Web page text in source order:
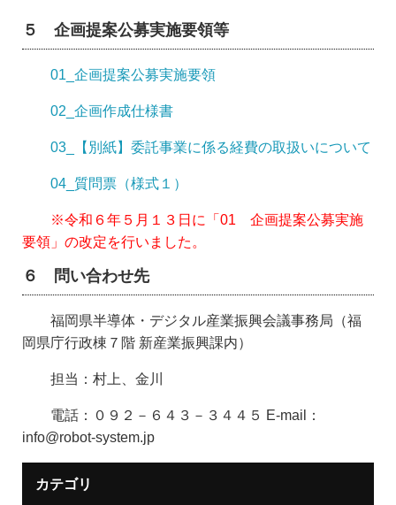
５ 企画提案公募実施要領等
01_企画提案公募実施要領
02_企画作成仕様書
03_【別紙】委託事業に係る経費の取扱いについて
04_質問票（様式１）
※令和６年５月１３日に「01 企画提案公募実施
要領」の改定を行いました。
６ 問い合わせ先
福岡県半導体・デジタル産業振興会議事務局（福
岡県庁行政棟７階 新産業振興課内）
担当：村上、金川
電話：０９２－６４３－３４４５ E-mail：
info@robot-system.jp
カテゴリ